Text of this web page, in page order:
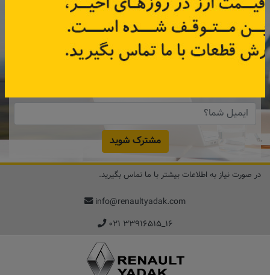
با عضویت در خبرنامه رنویدک
همین حالا ۱۵ هزار تومان کد‌تخفیف خرید
آنلاین
مشترک شوید
در صورت نیاز به اطلاعات بیشتر با ما تماس بگیرید.
info@renaultyadak.com
۰۲۱ ۳۳۹۱۶۵۱۵_۱۶